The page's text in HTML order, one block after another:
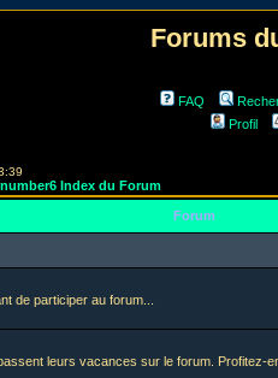
Forums
FAQ
Profil
Index du Forum
Forum
de participer au forum...
leurs vacances sur le forum. Profitez-